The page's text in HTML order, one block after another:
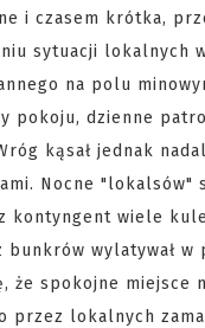
i czasem krótka,
sytuacji lokalnych
na polu
pokoju, dzienne
kąsał jednak
Nocne "lokalsów"
kontyngent wiele
wylatywał w
że spokojne miejsce
przez lokalnych